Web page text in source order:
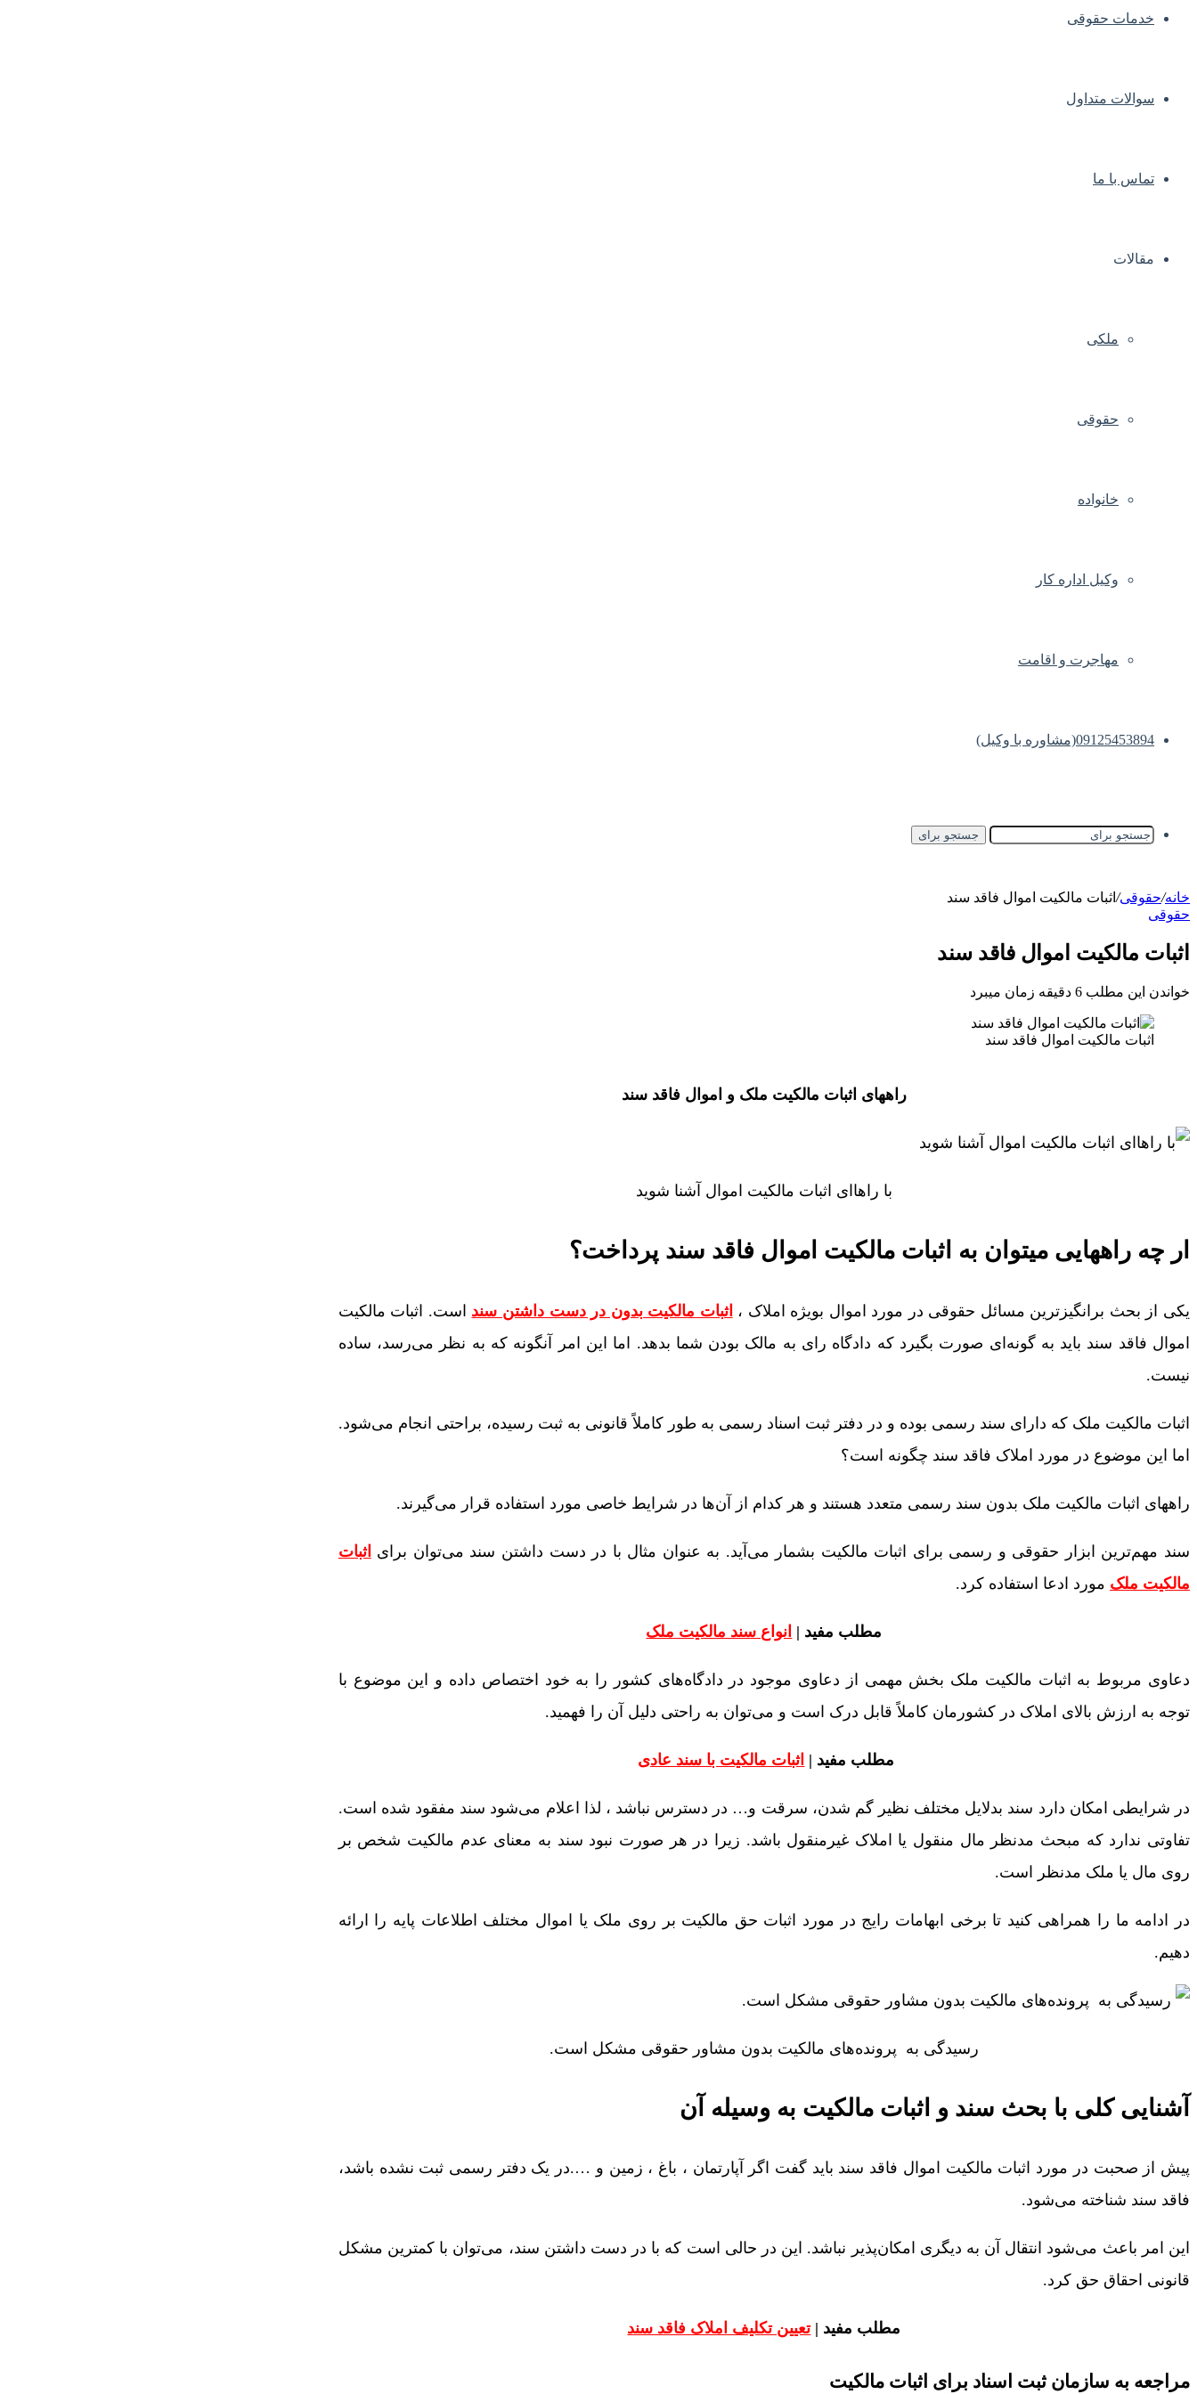
خدمات حقوقی
سوالات متداول
تماس با ما
مقالات
ملکی
حقوقی
خانواده
وکیل اداره کار
مهاجرت و اقامت
09125453894(مشاوره با وکیل)
جستجو برای
خانه/حقوقی/ اثبات مالکیت اموال فاقد سند
حقوقی
اثبات مالکیت اموال فاقد سند
خواندن این مطلب 6 دقیقه زمان میبرد
اثبات مالکیت اموال فاقد سند
راههای اثبات مالکیت ملک و اموال فاقد سند
با راهاای اثبات مالکیت اموال آشنا شوید
ار چه راههایی میتوان به اثبات مالکیت اموال فاقد سند پرداخت؟
یکی از بحث برانگیزترین مسائل حقوقی در مورد اموال بویژه املاک ، اثبات مالکیت بدون در دست داشتن سند است. اثبات مالکیت
اموال فاقد سند باید به گونه‌ای صورت بگیرد که دادگاه رای به مالک بودن شما بدهد. اما این امر آنگونه که به نظر می‌رسد، ساده
نیست.
اثبات مالکیت ملک که دارای سند رسمی بوده و در دفتر ثبت اسناد رسمی به طور کاملاً قانونی به ثبت رسیده‌، براحتی انجام می‌شود.
اما این موضوع در مورد املاک فاقد سند چگونه است؟
راههای اثبات مالکیت ملک بدون سند رسمی متعدد هستند و هر کدام از‌ آن‌ها در شرایط خاصی مورد استفاده قرار می‌گیرند.
سند مهم‌ترین ابزار حقوقی و رسمی برای اثبات مالکیت بشمار می‌آید. به عنوان مثال با در دست داشتن سند می‌توان برای اثبات
مالکیت ملک مورد ادعا استفاده کرد.
مطلب مفید | انواع سند مالکیت ملک
دعاوی مربوط به اثبات مالکیت ملک بخش مهمی از دعاوی موجود در دادگاه‌های کشور را به خود اختصاص داده‌ و این موضوع با
توجه به ارزش بالای املاک در کشورمان کاملاً قابل درک است و می‌توان به راحتی دلیل آن را فهمید.
مطلب مفید | اثبات مالکیت با سند عادی
در شرایطی امکان دارد سند بدلایل مختلف نظیر گم شدن، سرقت و… در دسترس نباشد ، لذا اعلام می‌شود سند مفقود شده است.
تفاوتی ندارد که مبحث مدنظر مال منقول یا املاک غیرمنقول باشد. زیرا در هر صورت نبود سند به معنای عدم مالکیت شخص بر
روی مال یا ملک مدنظر است.
در ادامه ما را همراهی کنید تا برخی ابهامات رایج در مورد اثبات حق مالکیت بر روی ملک یا اموال مختلف اطلاعات پایه را ارائه
دهیم.
رسیدگی به پرونده‌های مالکیت بدون مشاور حقوقی مشکل است.
آشنایی کلی با بحث سند و اثبات مالکیت به وسیله آن
پیش از صحبت در مورد اثبات مالکیت اموال فاقد سند باید گفت اگر آپارتمان ، باغ ، زمین و ….در یک دفتر رسمی ثبت نشده باشد،
فاقد سند شناخته می‌شود.
این امر باعث می‌شود انتقال آن به دیگری امکان‌پذیر نباشد. این در حالی است که با در دست داشتن سند، می‌توان با کمترین مشکل
قانونی احقاق حق کرد.
مطلب مفید | تعیین تکلیف املاک فاقد سند
مراجعه به سازمان ثبت اسناد برای اثبات مالکیت